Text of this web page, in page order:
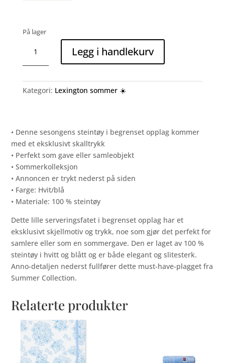
På lager
serveringsfat
i
hvit/blå
Legg i handlekurv
Kategori: Lexington sommer ☀️
• Denne sesongens steintøy i begrenset opplag kommer
med et eksklusivt skalltrykk
• Perfekt som gave eller samleobjekt
• Sommerkolleksjon
• Annoncen er trykt nederst på siden
• Farge: Hvit/blå
• Materiale: 100 % steintøy
Dette lille serveringsfatet i begrenset opplag har et
eksklusivt skjellmotiv og trykk, noe som gjør det perfekt for
samlere eller som en sommergave. Den er laget av 100 %
steintøy i hvitt og blått og er både elegant og slitesterk.
Anno-detaljen nederst fullfører dette must-have-plagget fra
Summer Collection.
Relaterte produkter